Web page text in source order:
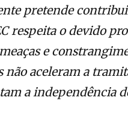
pretende
respeita o devido
e
aceleram a
a independência